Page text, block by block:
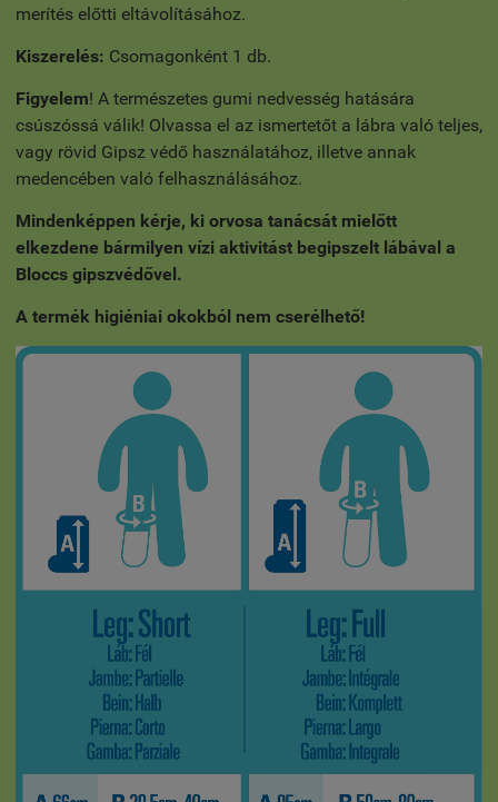
merítés előtti eltávolításához.
Kiszerelés: Csomagonként 1 db.
Figyelem! A természetes gumi nedvesség hatására
csúszóssá válik! Olvassa el az ismertetőt a lábra való teljes,
vagy rövid Gipsz védő használatához, illetve annak
medencében való felhasználásához.
Mindenképpen kérje, ki orvosa tanácsát mielőtt
elkezdene bármilyen vízi aktivitást begipszelt lábával a
Bloccs gipszvédővel.
A termék higiéniai okokból nem cserélhető!